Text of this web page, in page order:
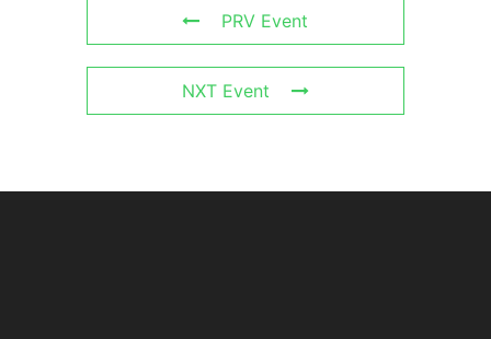
PRV Event
NXT Event